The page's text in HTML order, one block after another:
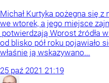
Michał Kurtyka pożegna się
we wtorek, a jego miejsce
potwierdzają Wprost źródła
od blisko pół roku pojawiało
właśnie ją wskazywano...
25 paź 2021 21:19